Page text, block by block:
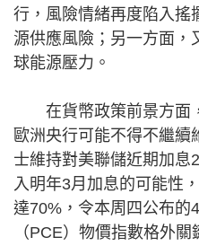
行，風險情緒再度陷入搖
源供應風險；另一方面，
球能源壓力。
在貨幣政策前景方面
歐洲央行可能不得不繼續
士維持對美聯儲近期加息
入明年3月加息的可能性
達70%，令本周四公布的
（PCE）物價指數格外